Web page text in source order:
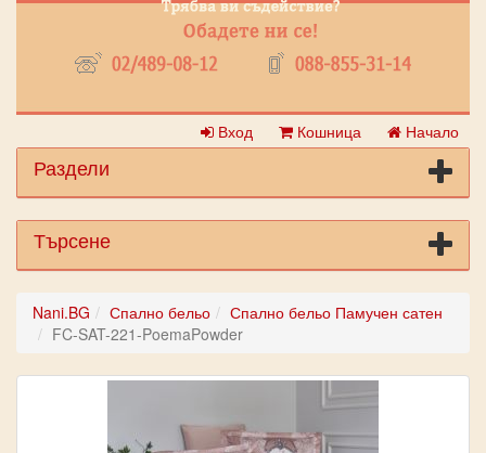
Вход Кошница Начало
Раздели
Търсене
Nani.BG Спално бельо
Спално бельо Памучен сатен
FC-SAT-221-PoemaPowder